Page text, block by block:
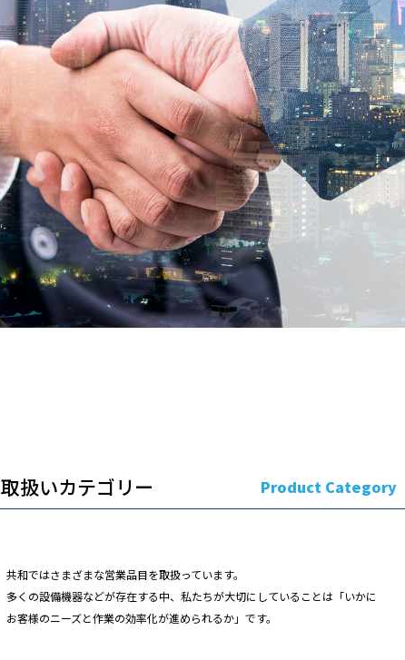
取扱いカテゴリー Product Category
共和ではさまざまな営業品目を取扱っています。
多くの設備機器などが存在する中、私たちが大切にしていることは「いかに
お客様のニーズと作業の効率化が進められるか」です。